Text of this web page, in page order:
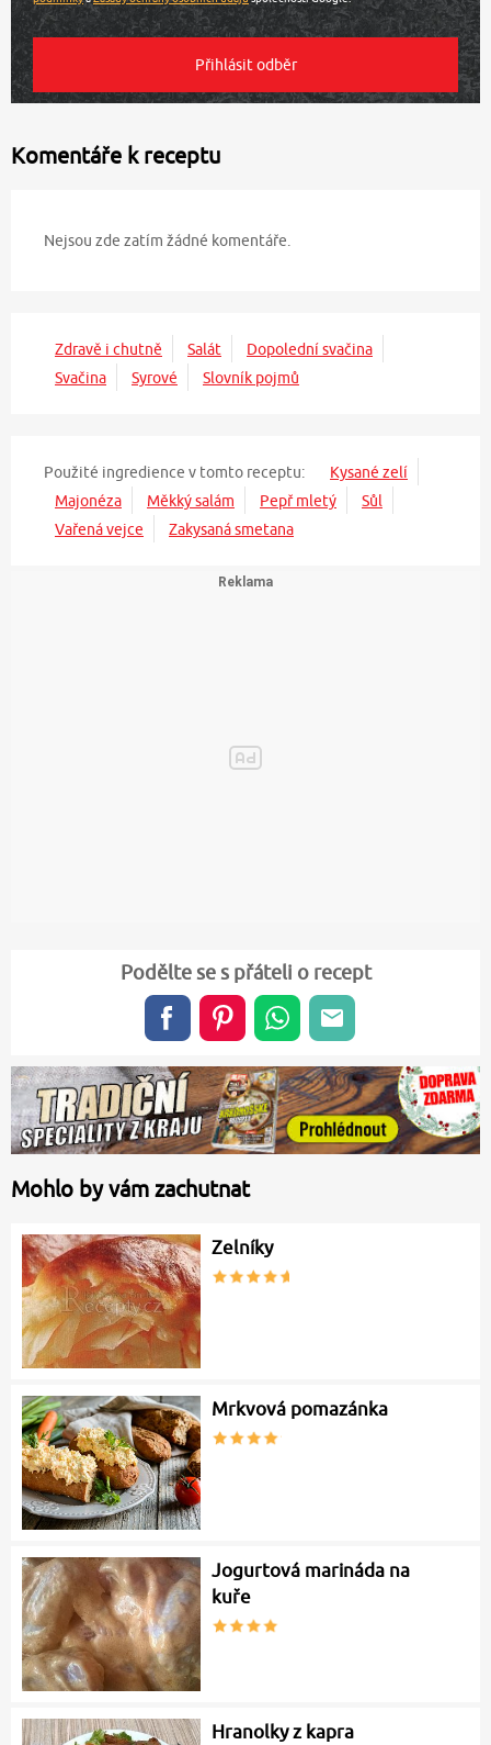
Komentáře k receptu
Nejsou zde zatím žádné komentáře.
Zdravě i chutně Salát
Dopolední svačina
Svačina
Syrové Slovník pojmů
Použité ingredience v tomto receptu:
Kysané zelí
Majonéza
Měkký salám Pepř mletý
Sůl
Vařená vejce
Zakysaná smetana
Podělte se s přáteli o recept
Mohlo by vám zachutnat
Zelníky
Mrkvová pomazánka
Jogurtová marináda na
kuře
Hranolky z kapra